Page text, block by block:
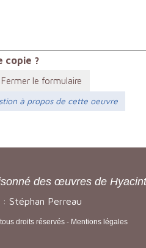
copie ?
Fermer le formulaire
à propos de cette oeuvre
des œuvres de
Stéphan Perreau
droits réservés - Mentions légales